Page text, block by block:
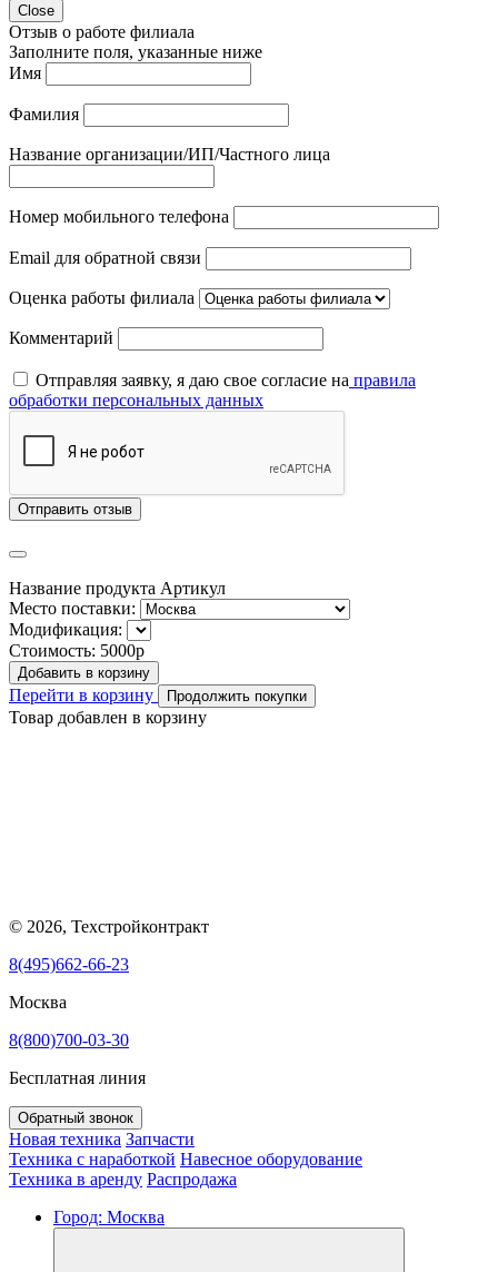
Close
Отзыв о работе филиала
Заполните поля, указанные ниже
Имя
Фамилия
Название организации/ИП/Частного лица
Номер мобильного телефона
Email для обратной связи
Оценка работы филиала
Комментарий
Отправляя заявку, я даю свое согласие на правила
обработки персональных данных
Отправить отзыв
Название продукта Артикул
Место поставки:
Модификация:
Стоимость: 5000р
Добавить в корзину
Перейти в корзину Продолжить покупки
Товар добавлен в корзину
© 2026, Техстройконтракт
8(495)662-66-23
Москва
8(800)700-03-30
Бесплатная линия
Обратный звонок
Новая техника Запчасти
Техника с наработкой Навесное оборудование
Техника в аренду Распродажа
Город: Москва